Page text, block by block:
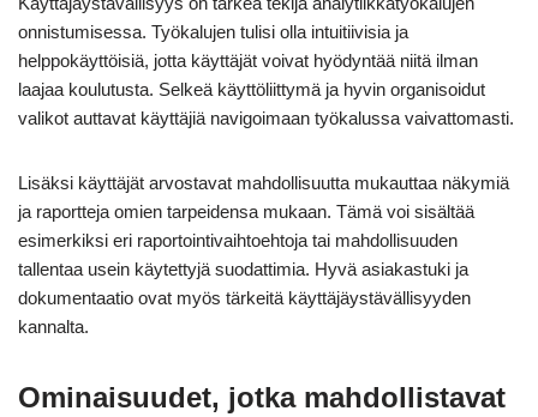
onnistumisessa. Työkalujen tulisi olla intuitiivisia ja
helppokäyttöisiä, jotta käyttäjät voivat hyödyntää niitä ilman
laajaa koulutusta. Selkeä käyttöliittymä ja hyvin organisoidut
valikot auttavat käyttäjiä navigoimaan työkalussa vaivattomasti.
Lisäksi käyttäjät arvostavat mahdollisuutta mukauttaa näkymiä
ja raportteja omien tarpeidensa mukaan. Tämä voi sisältää
esimerkiksi eri raportointivaihtoehtoja tai mahdollisuuden
tallentaa usein käytettyjä suodattimia. Hyvä asiakastuki ja
dokumentaatio ovat myös tärkeitä käyttäjäystävällisyyden
kannalta.
Ominaisuudet, jotka mahdollistavat